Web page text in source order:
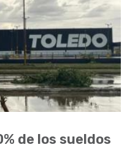
de los sueldos